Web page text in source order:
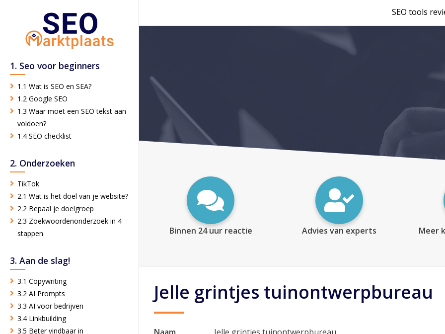
SEO tools
1. Seo voor beginners
1.1 Wat is SEO en SEA?
1.2 Google SEO
1.3 Waar moet een SEO tekst aan
voldoen?
1.4 SEO checklist
2. Onderzoeken
TikTok
2.1 Wat is het doel van je website?
2.2 Bepaal je doelgroep
2.3 Zoekwoordenonderzoek in 4
stappen
3. Aan de slag!
3.1 Copywriting
3.2 AI Prompts
3.3 AI voor bedrijven
3.4 Linkbuilding
3.5 Beter vindbaar in
Binnen 24 uur reactie Advies van experts Meer
Jelle grintjes tuinontwerpbureau